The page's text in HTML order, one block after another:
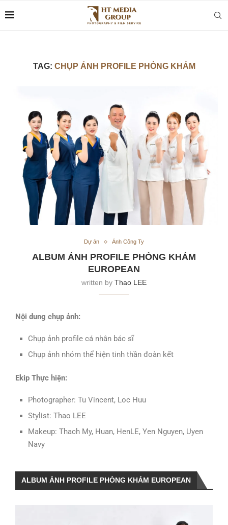
TAG: CHỤP ẢNH PROFILE PHÒNG KHÁM
Dự án Ảnh Công Ty
ALBUM ẢNH PROFILE PHÒNG KHÁM
EUROPEAN
written by Thao LEE
Nội dung chụp ảnh:
Chụp ảnh profile cá nhân bác sĩ
Chụp ảnh nhóm thể hiện tinh thần đoàn kết
Ekip Thực hiện:
Photographer: Tu Vincent, Loc Huu
Stylist: Thao LEE
Makeup: Thach My, Huan, HenLE, Yen Nguyen, Uyen
Navy
ALBUM ẢNH PROFILE PHÒNG KHÁM EUROPEAN